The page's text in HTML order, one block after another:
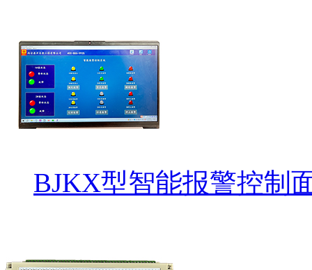
BJKX型智能报警控制